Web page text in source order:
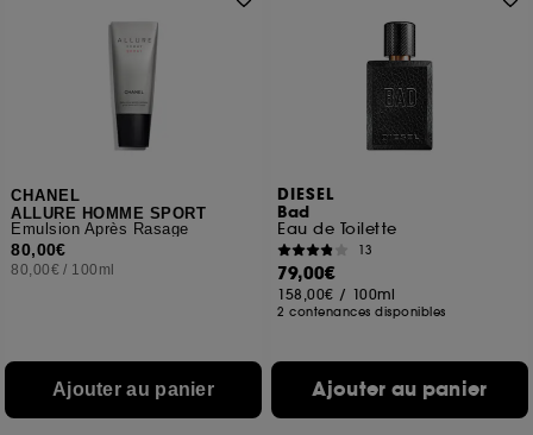
CHANEL
ALLURE HOMME SPORT
Émulsion Après Rasage
80,00€
80,00€ / 100ml
Ajouter au panier
DIESEL
Bad
Eau de Toilette
13
79,00€
158,00€ / 100ml
2 contenances disponibles
Ajouter au panier